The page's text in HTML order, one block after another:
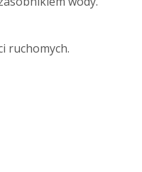
ruchomych.